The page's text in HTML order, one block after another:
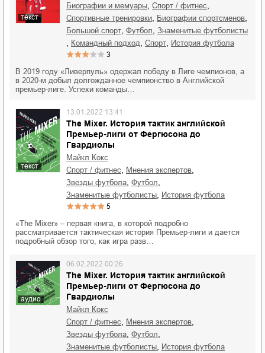
текст
биографии и мемуары
спорт / фитнес
спортивные тренировки биографии спортсменов
большой спорт футбол знаменитые футболисты
командный подход спорт история футбола
3
В 2019 году «Ливерпуль» одержал победу в Лиге чемпионов, а
в 2020-м добыл долгожданное чемпионство в Английской
премьер-лиге. Успехи команды…
текст
The Mixer. История тактик английской
Премьер-лиги от Фергюсона до
Гвардиолы
13.01.2022 13:41
Майкл Кокс
спорт / фитнес
мнения экспертов
звезды футбола футбол
знаменитые футболисты история футбола
5
«The Mixer» – первая книга, в которой подробно
рассматривается тактическая история Премьер-лиги и дается
подробный обзор того, как игра разв…
аудио
The Mixer. История тактик английской
Премьер-лиги от Фергюсона до
Гвардиолы
06.02.2022 00:26
Майкл Кокс
спорт / фитнес
мнения экспертов
звезды футбола футбол
знаменитые футболисты история футбола